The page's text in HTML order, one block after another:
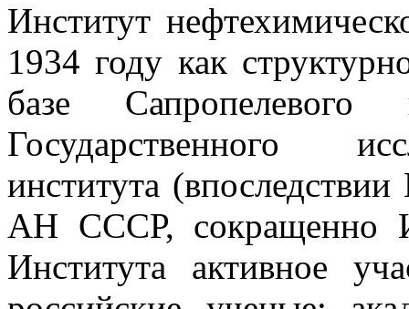
Институт
1934 году как
базе
Государственного
института
АН СССР, сокращенно
Института активное